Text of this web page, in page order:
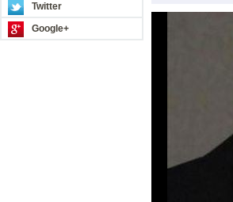
Twitter
Google+